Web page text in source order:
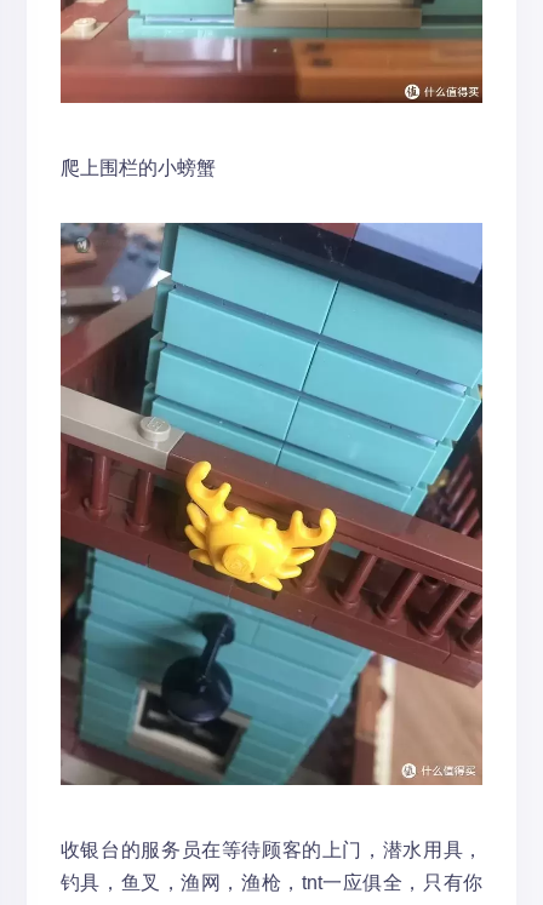
爬上围栏的小螃蟹
收银台的服务员在等待顾客的上门，潜水用具，
钓具，鱼叉，渔网，渔枪，tnt一应俱全，只有你